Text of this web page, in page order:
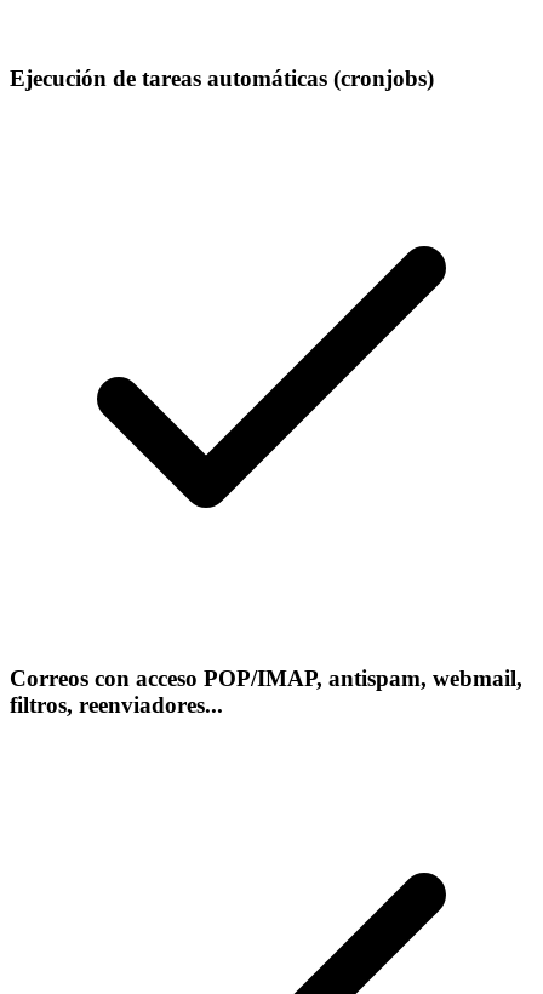
Ejecución de tareas automáticas (cronjobs)
Correos con acceso POP/IMAP, antispam, webmail,
filtros, reenviadores...